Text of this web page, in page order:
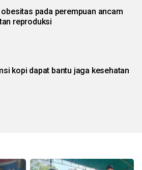
pada perempuan ancam
reproduksi
kopi dapat bantu jaga kesehatan